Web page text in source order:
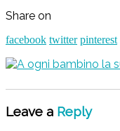
Share on
facebook twitter pinterest
Leave a Reply